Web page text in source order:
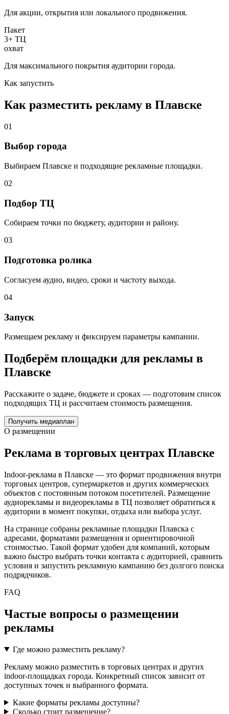
Для акции, открытия или локального продвижения.
Пакет
3+ ТЦ
охват
Для максимального покрытия аудитории города.
Как запустить
Как разместить рекламу в Плавске
01
Выбор города
Выбираем Плавске и подходящие рекламные площадки.
02
Подбор ТЦ
Собираем точки по бюджету, аудитории и району.
03
Подготовка ролика
Согласуем аудио, видео, сроки и частоту выхода.
04
Запуск
Размещаем рекламу и фиксируем параметры кампании.
Подберём площадки для рекламы в
Плавске
Расскажите о задаче, бюджете и сроках — подготовим список
подходящих ТЦ и рассчитаем стоимость размещения.
Получить медиаплан
О размещении
Реклама в торговых центрах Плавске
Indoor-реклама в Плавске — это формат продвижения внутри
торговых центров, супермаркетов и других коммерческих
объектов с постоянным потоком посетителей. Размещение
аудиорекламы и видеорекламы в ТЦ позволяет обратиться к
аудитории в момент покупки, отдыха или выбора услуг.
На странице собраны рекламные площадки Плавска с
адресами, форматами размещения и ориентировочной
стоимостью. Такой формат удобен для компаний, которым
важно быстро выбрать точки контакта с аудиторией, сравнить
условия и запустить рекламную кампанию без долгого поиска
подрядчиков.
FAQ
Частые вопросы о размещении
рекламы
Где можно разместить рекламу?
Рекламу можно разместить в торговых центрах и других
indoor-площадках города. Конкретный список зависит от
доступных точек и выбранного формата.
Какие форматы рекламы доступны?
Сколько стоит размещение?